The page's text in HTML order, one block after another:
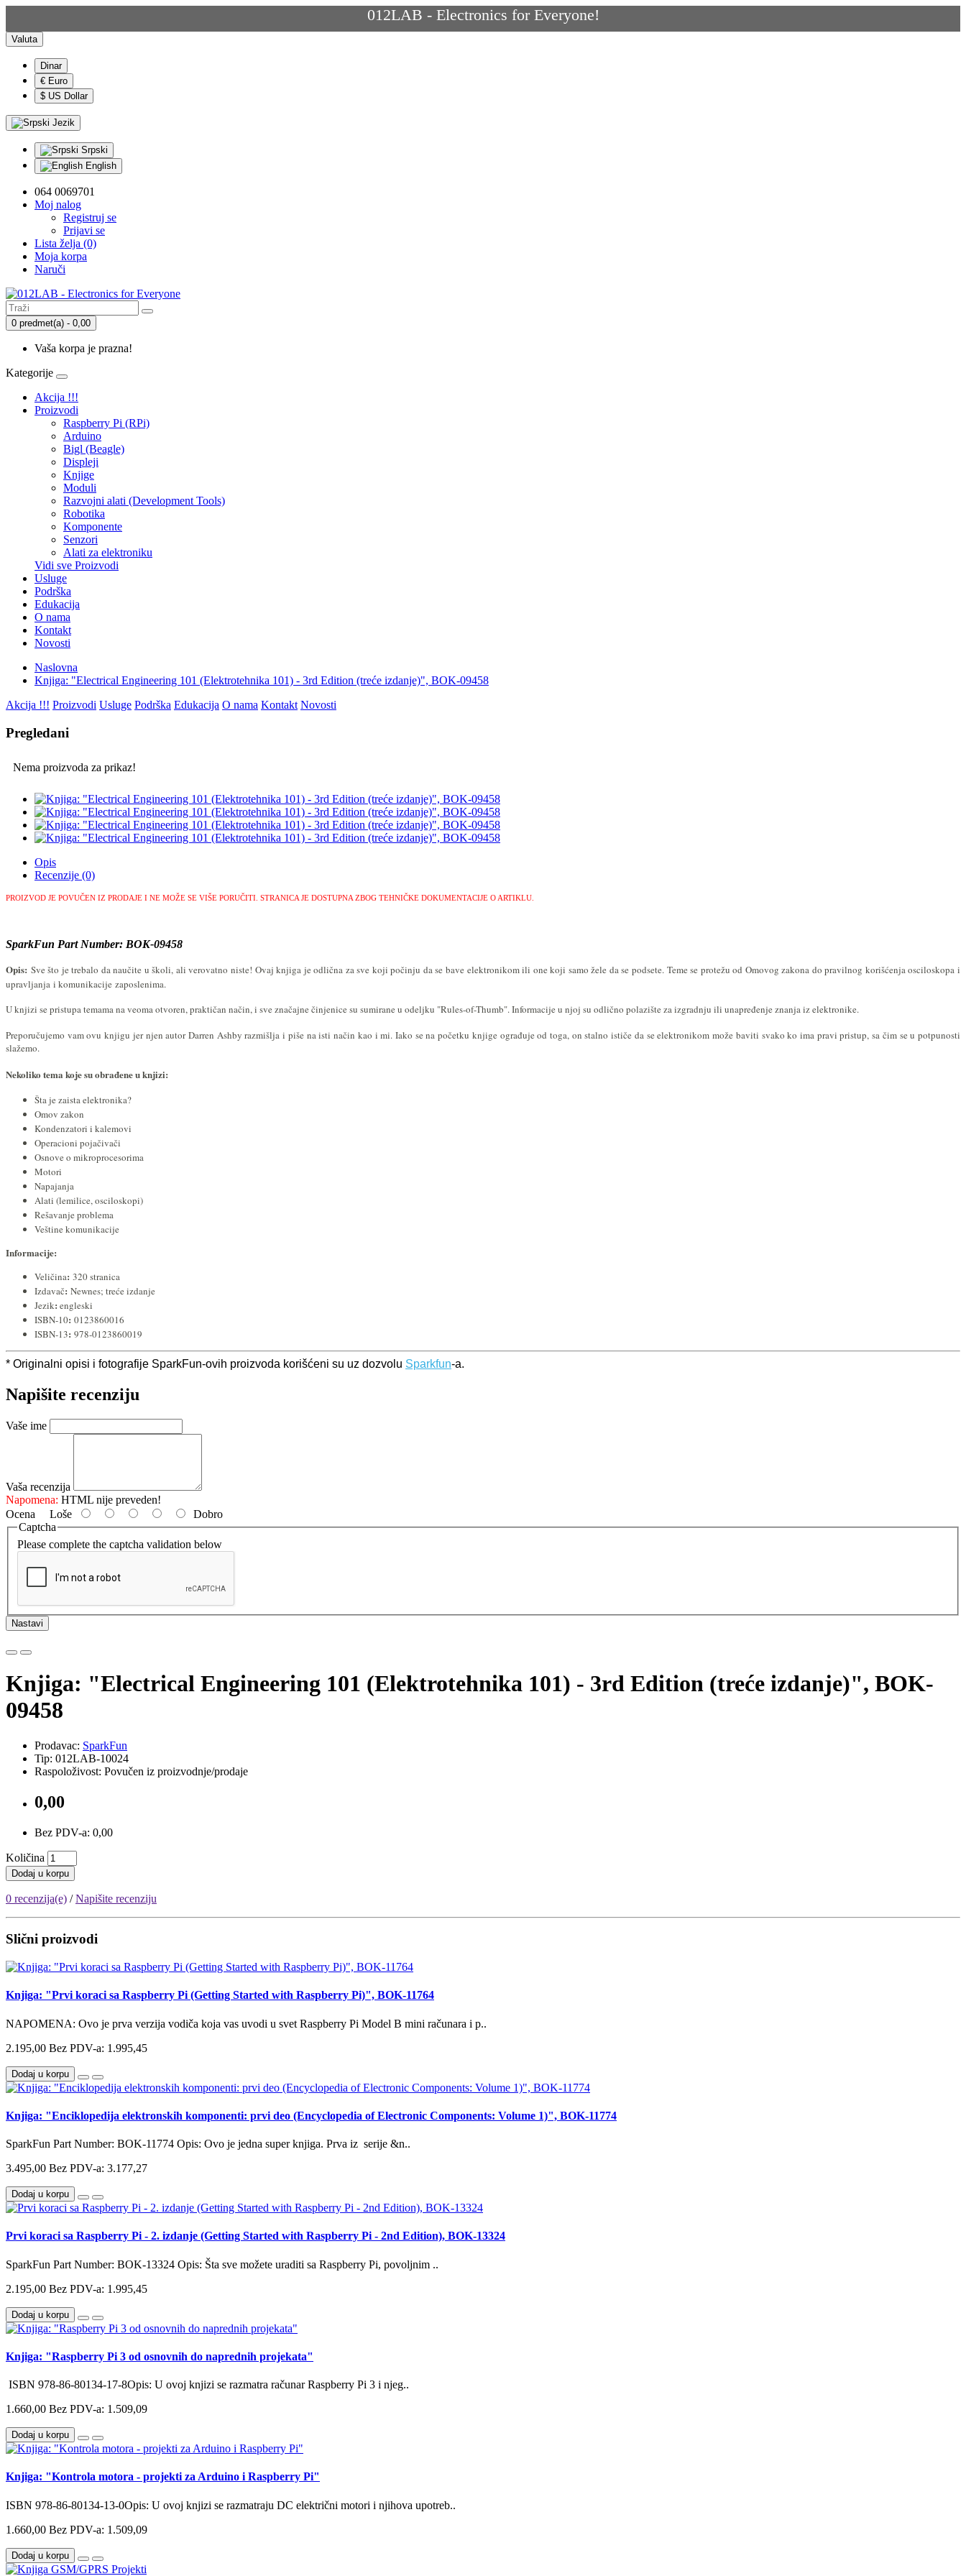
012LAB - Electronics for Everyone!
Valuta
Dinar
€ Euro
$ US Dollar
Jezik
Srpski
English
064 0069701
Moj nalog
Registruj se
Prijavi se
Lista želja (0)
Moja korpa
Naruči
0 predmet(a) - 0,00
Vaša korpa je prazna!
Kategorije
Akcija !!!
Proizvodi
Raspberry Pi (RPi)
Arduino
Bigl (Beagle)
Displеji
Knjige
Moduli
Razvojni alati (Development Tools)
Robotika
Komponente
Senzori
Alati za elektroniku
Vidi sve Proizvodi
Usluge
Podrška
Edukacija
O nama
Kontakt
Novosti
Naslovna
Knjiga: "Electrical Engineering 101 (Elektrotehnika 101) - 3rd Edition (treće izdanje)", BOK-09458
Akcija !!! Proizvodi Usluge Podrška Edukacija O nama Kontakt Novosti
Pregledani
Nema proizvoda za prikaz!
Opis
Recenzije (0)
PROIZVOD JE POVUČEN IZ PRODAJE I NE MOŽE SE VIŠE PORUČITI. STRANICA JE DOSTUPNA ZBOG TEHNIČKE DOKUMENTACIJE O ARTIKLU.
SparkFun Part Number: BOK-09458
Opis: Sve što je trebalo da naučite u školi, ali verovatno niste! Ovaj knjiga je odlična za sve koji počinju da se bave elektronikom ili one koji samo žele da se podsete. Teme se protežu od Omovog zakona do pravilnog korišćenja osciloskopa i
upravljanja i komunikacije zaposlenima.
U knjizi se pristupa temama na veoma otvoren, praktičan način, i sve značajne činjenice su sumirane u odeljku "Rules-of-Thumb". Informacije u njoj su odlično polazište za izgradnju ili unapređenje znanja iz elektronike.
Preporučujemo vam ovu knjigu jer njen autor Darren Ashby razmišlja i piše na isti način kao i mi. Iako se na početku knjige ograđuje od toga, on stalno ističe da se elektronikom može baviti svako ko ima pravi pristup, sa čim se u potpunosti
slažemo.
Nekoliko tema koje su obrađene u knjizi:
Šta je zaista elektronika?
Omov zakon
Kondenzatori i kalemovi
Operacioni pojačivači
Osnove o mikroprocesorima
Motori
Napajanja
Alati (lemilice, osciloskopi)
Rešavanje problema
Veštine komunikacije
Informacije:
Veličina: 320 stranica
Izdavač: Newnes; treće izdanje
Jezik: engleski
ISBN-10: 0123860016
ISBN-13: 978-0123860019
* Originalni opisi i fotografije SparkFun-ovih proizvoda korišćeni su uz dozvolu Sparkfun-a.
Napišite recenziju
Vaše ime
Vaša recenzija
Napomena: HTML nije preveden!
Ocena Loše
Dobro
Captcha
Please complete the captcha validation below
Nastavi
Knjiga: "Electrical Engineering 101 (Elektrotehnika 101) - 3rd Edition (treće izdanje)", BOK-
09458
Prodavac: SparkFun
Tip: 012LAB-10024
Raspoloživost: Povučen iz proizvodnje/prodaje
0,00
Bez PDV-a: 0,00
Količina
Dodaj u korpu
0 recenzija(e) /Napišite recenziju
Slični proizvodi
Knjiga: "Prvi koraci sa Raspberry Pi (Getting Started with Raspberry Pi)", BOK-11764
NAPOMENA: Ovo je prva verzija vodiča koja vas uvodi u svet Raspberry Pi Model B mini računara i p..
2.195,00 Bez PDV-a: 1.995,45
Dodaj u korpu
Knjiga: "Enciklopedija elektronskih komponenti: prvi deo (Encyclopedia of Electronic Components: Volume 1)", BOK-11774
SparkFun Part Number: BOK-11774 Opis: Ovo je jedna super knjiga. Prva iz serije &n..
3.495,00 Bez PDV-a: 3.177,27
Dodaj u korpu
Prvi koraci sa Raspberry Pi - 2. izdanje (Getting Started with Raspberry Pi - 2nd Edition), BOK-13324
SparkFun Part Number: BOK-13324 Opis: Šta sve možete uraditi sa Raspberry Pi, povoljnim ..
2.195,00 Bez PDV-a: 1.995,45
Dodaj u korpu
Knjiga: "Raspberry Pi 3 od osnovnih do naprednih projekata"
ISBN 978-86-80134-17-8Opis: U ovoj knjizi se razmatra računar Raspberry Pi 3 i njeg..
1.660,00 Bez PDV-a: 1.509,09
Dodaj u korpu
Knjiga: "Kontrola motora - projekti za Arduino i Raspberry Pi"
ISBN 978-86-80134-13-0Opis: U ovoj knjizi se razmatraju DC električni motori i njihova upotreb..
1.660,00 Bez PDV-a: 1.509,09
Dodaj u korpu